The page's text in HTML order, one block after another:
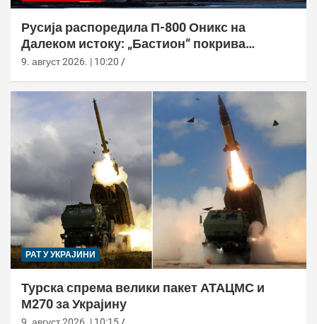
Русија распоредила П-800 Оникс на
Далеком истоку: „Бастион“ покрива
Куриле, Камчатку и Чукотку
9. август 2026. | 10:20
РАТ У УКРАЈИНИ
Турска спрема велики пакет АТАЦМС и
М270 за Украјину
9. август 2026. | 10:15